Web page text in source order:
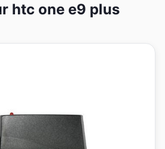
htc one e9 plus